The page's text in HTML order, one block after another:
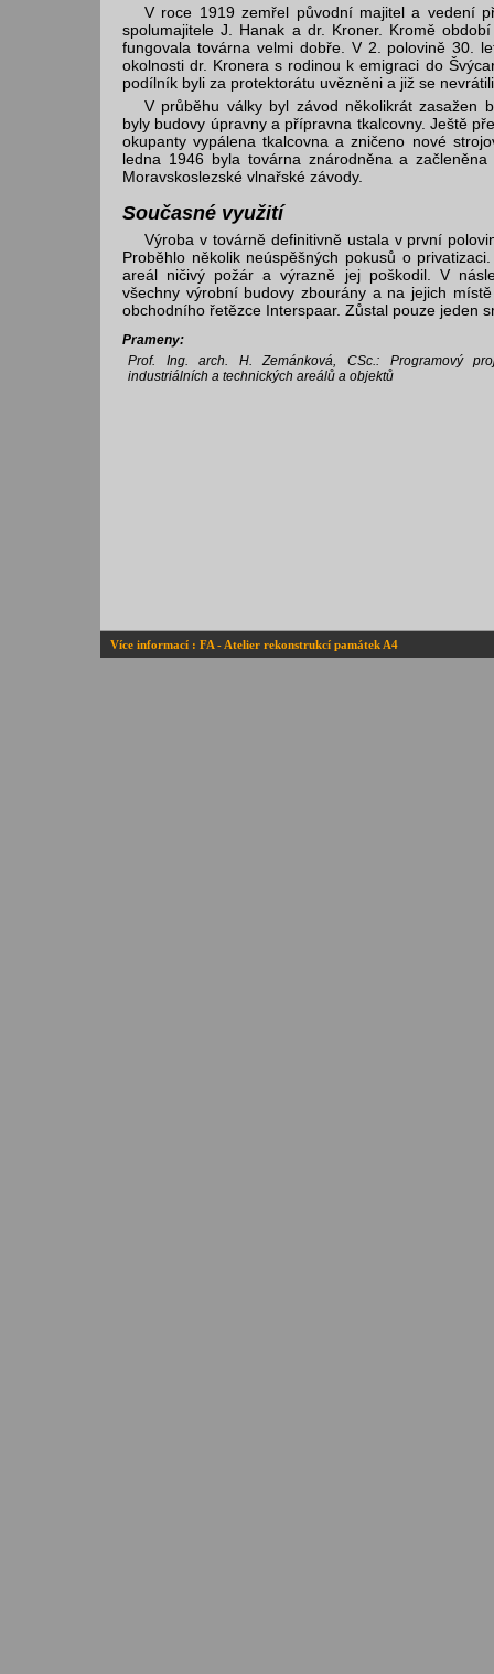
V roce 1919 zemřel původní majitel a vedení
spolumajitele J. Hanak a dr. Kroner. Kromě
fungovala továrna velmi dobře. V 2. polovině 30.
okolnosti dr. Kronera s rodinou k emigraci do
podílník byli za protektorátu uvězněni a již se
V průběhu války byl závod několikrát zasažen
byly budovy úpravny a přípravna tkalcovny. Ještě
okupanty vypálena tkalcovna a zničeno nové
ledna 1946 byla továrna znárodněna a
Moravskoslezské vlnařské závody.
Současné využití
Výroba v továrně definitivně ustala v první
Proběhlo několik neúspěšných pokusů o
areál ničivý požár a výrazně jej poškodil. V
všechny výrobní budovy zbourány a na jejich
obchodního řetězce Interspaar. Zůstal pouze jeden
Prameny:
Prof. Ing. arch. H. Zemánková, CSc.: Programový
industriálních a technických areálů a objektů
Více informací : FA - Atelier rekonstrukcí památek A4